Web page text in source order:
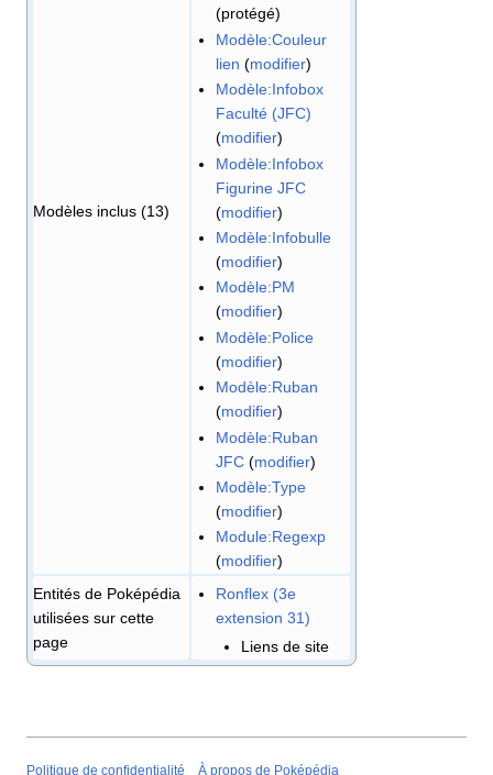
Modèles inclus (13)
(protégé)
Modèle:Couleur
lien (modifier)
Modèle:Infobox
Faculté (JFC)
(modifier)
Modèle:Infobox
Figurine JFC
(modifier)
Modèle:Infobulle
(modifier)
Modèle:PM
(modifier)
Modèle:Police
(modifier)
Modèle:Ruban
(modifier)
Modèle:Ruban
JFC (modifier)
Modèle:Type
(modifier)
Module:Regexp
(modifier)
Entités de Poképédia
utilisées sur cette
page
Ronflex (3e
extension 31)
Liens de site
Politique de confidentialité À propos de Poképédia